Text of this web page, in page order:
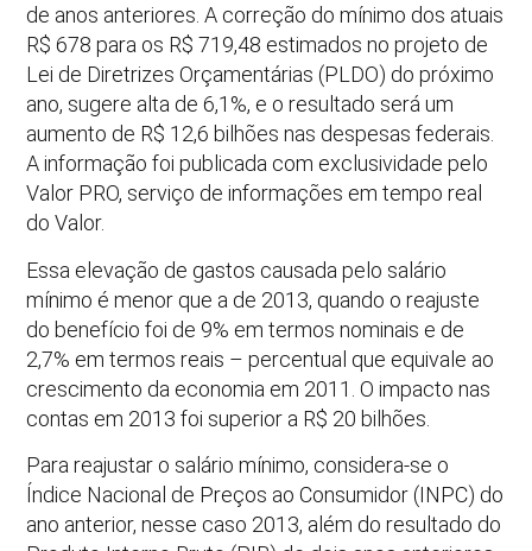
de anos anteriores. A correção do mínimo dos atuais
R$ 678 para os R$ 719,48 estimados no projeto de
Lei de Diretrizes Orçamentárias (PLDO) do próximo
ano, sugere alta de 6,1%, e o resultado será um
aumento de R$ 12,6 bilhões nas despesas federais.
A informação foi publicada com exclusividade pelo
Valor PRO, serviço de informações em tempo real
do Valor.
Essa elevação de gastos causada pelo salário
mínimo é menor que a de 2013, quando o reajuste
do benefício foi de 9% em termos nominais e de
2,7% em termos reais – percentual que equivale ao
crescimento da economia em 2011. O impacto nas
contas em 2013 foi superior a R$ 20 bilhões.
Para reajustar o salário mínimo, considera-se o
Índice Nacional de Preços ao Consumidor (INPC) do
ano anterior, nesse caso 2013, além do resultado do